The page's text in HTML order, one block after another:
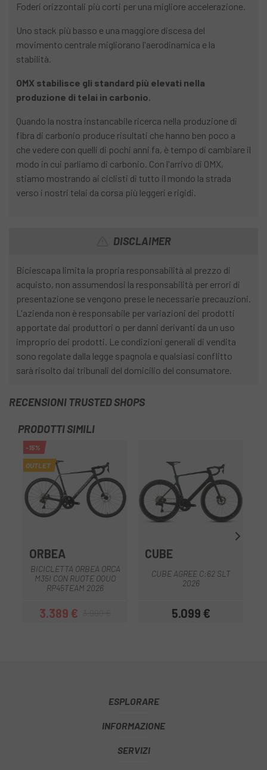
Foderi orizzontali più corti per una migliore accelerazione.
Uno stack più basso e una maggiore discesa del
movimento centrale migliorano l'aerodinamica e la
stabilità.
OMX stabilisce gli standard più elevati nella
produzione di telai in carbonio.
Quando la nostra instancabile ricerca nella produzione di
fibra di carbonio produce risultati che hanno ben poco a
che vedere con quelli di pochi anni fa, è tempo di cambiare il
modo in cui parliamo di carbonio. Con l'arrivo di OMX,
stiamo mostrando ai ciclisti di tutto il mondo la strada
verso i nostri telai da corsa più leggeri e rigidi.
DISCLAIMER
Biciescapa limita la propria responsabilità al prezzo di
acquisto, non assumendosi la responsabilità per errori di
presentazione se vengono prese le necessarie precauzioni.
L'azienda non è responsabile per variazioni dei prodotti
apportate dai produttori o per danni derivanti da un uso
improprio dei prodotti. Le condizioni generali di vendita
sono regolate dalla legge spagnola e qualsiasi conflitto
sarà risolto dai tribunali del domicilio del consumatore.
RECENSIONI TRUSTED SHOPS
PRODOTTI SIMILI
-15%
OUTLET
ORBEA
BICICLETTA ORBEA ORCA
M35I CON RUOTE OQUO
RP45TEAM 2026
Prezzo
3.389 €Prezzo base
CUBE
CUBE AGREE C:62 SLT
2026
Prezzo
5.099 €
ESPLORARE
INFORMAZIONE
SERVIZI